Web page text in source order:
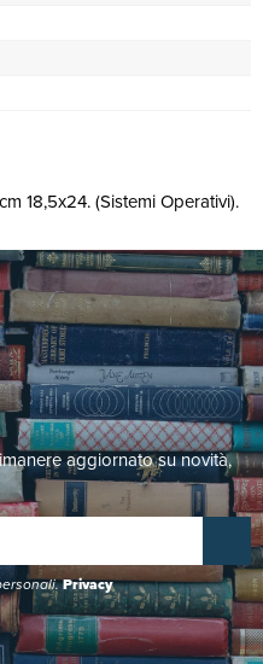
18,5x24. (Sistemi Operativi).
aggiornato su novità,
Privacy